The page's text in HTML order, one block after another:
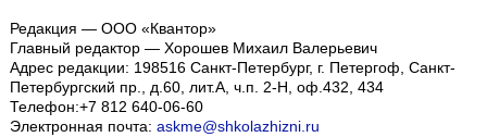
Редакция — ООО «Квантор»
Главный редактор — Хорошев Михаил Валерьевич
Адрес редакции: 198516 Санкт-Петербург, г. Петергоф Санкт-
Петербургский пр., д.60, лит.А, ч.п. 2-Н, оф.432, 434
Телефон:+7 812 640-06-60
Электронная почта: askme@shkolazhizni.ru